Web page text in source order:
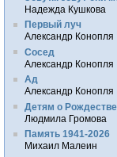
Надежда Кушкова
Первый луч
Александр Конопля
Сосед
Александр Конопля
Ад
Александр Конопля
Детям о
Людмила Громова
Память 1941-2026
Михаил Малеин